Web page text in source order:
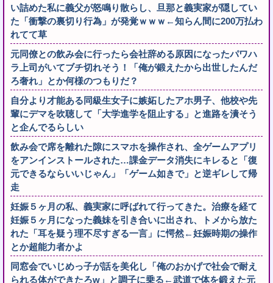
い詰めた私に義父が怒鳴り散らし、旦那と義実家が隠してい
た「衝撃の裏切り行為」が発覚ｗｗｗ←知らん間に200万払わ
れてて草
元同僚との飲み会に行ったら会社辞める原因になったパワハ
ラ上司がいてブチ切れそう！「俺が鍛えたから出世したんだ
ろ奢れ」とか何様のつもりだ？
自分より才能ある同級生女子に嫉妬したアホ男子、他校や先
輩にデマを吹聴して「大学進学を阻止する」と進路を潰そう
と企んでるらしい
飲み会で席を離れた隙にスマホを操作され、全ゲームアプリ
をアンインストールされた…課金データ消失にキレると「復
元できるならいいじゃん」「ゲーム如きで」と逆ギレして帰
走
妊娠５ヶ月の私、義実家に呼ばれて行ってきた。治療を経て
妊娠５ヶ月になった義妹を引き合いに出され、トメから放た
れた「耳を疑う理不尽すぎる一言」に愕然←妊娠時期の操作
とか超能力者かよ
同窓会でいじめっ子が話を美化し「俺のおかげで社会で耐え
られる体ができたろw」と調子に乗る←武道で体を鍛えた元